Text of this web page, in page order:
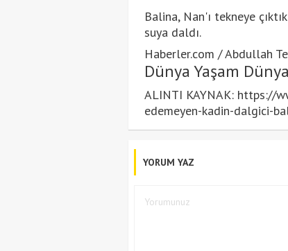
Balina, Nan'ı tekneye
suya daldı.
Haberler.com / Abdullah
Dünya Yaşam
ALINTI KAYNAK: https://
edemeyen-kadin-dalgici-
YORUM YAZ